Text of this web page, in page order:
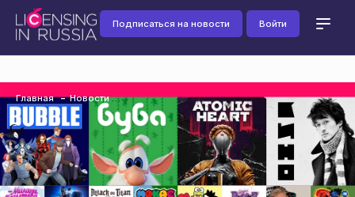
Подписаться на новости Войти
Главная Новости